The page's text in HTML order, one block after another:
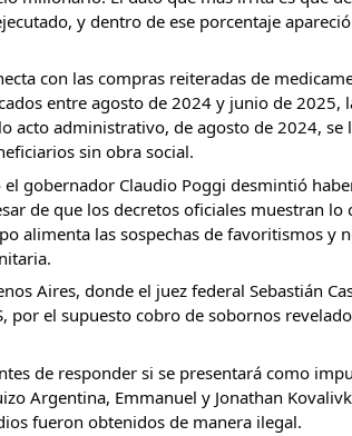
y dentro de ese porcentaje
con las compras reiteradas de
entre agosto de 2024 y junio de 2025,
acto administrativo, de agosto de 2024, se
sin obra social.
gobernador Claudio Poggi desmintió
de que los decretos oficiales muestran
alimenta las sospechas de favoritismos y
Aires, donde el juez federal Sebastián
por el supuesto cobro de sobornos
de responder si se presentará como
Argentina, Emmanuel y Jonathan
fueron obtenidos de manera ilegal.